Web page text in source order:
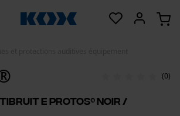
(0)
E PROTOS® noir /